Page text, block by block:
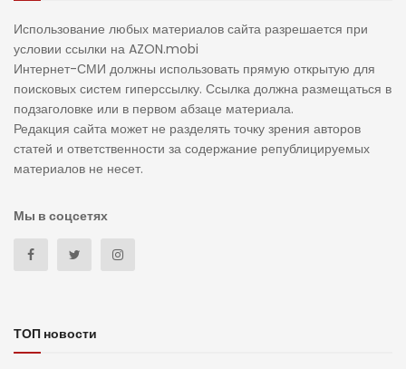
Использование любых материалов сайта разрешается при
условии ссылки на AZON.mobi
Интернет-СМИ должны использовать прямую открытую для
поисковых систем гиперссылку. Ссылка должна размещаться в
подзаголовке или в первом абзаце материала.
Редакция сайта может не разделять точку зрения авторов
статей и ответственности за содержание републицируемых
материалов не несет.
Мы в соцсетях
ТОП новости